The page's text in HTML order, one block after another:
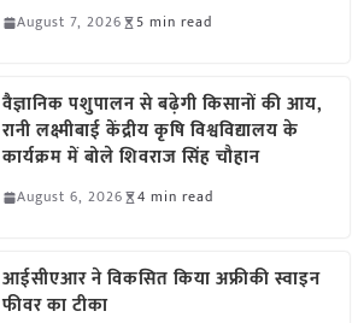
August 7, 2026 5 min read
वैज्ञानिक पशुपालन से बढ़ेगी किसानों की आय,
रानी लक्ष्मीबाई केंद्रीय कृषि विश्वविद्यालय के
कार्यक्रम में बोले शिवराज सिंह चौहान
August 6, 2026 4 min read
आईसीएआर ने विकसित किया अफ्रीकी स्वाइन
फीवर का टीका